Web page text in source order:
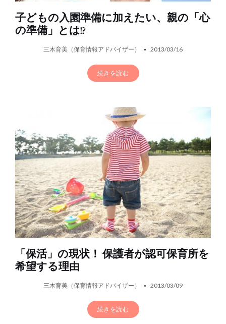
子どもの入園準備に加えたい、親の「心
の準備」とは!?
三木育美（保育情報アドバイザー） 2013/03/16
続きを読む
「保活」の現状！ 保護者が認可保育所を
希望する理由
三木育美（保育情報アドバイザー） 2013/03/09
続きを読む